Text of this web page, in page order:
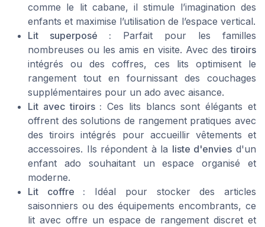
comme le lit cabane, il stimule l’imagination des
enfants et maximise l’utilisation de l’espace vertical.
Lit superposé : Parfait pour les familles
nombreuses ou les amis en visite. Avec destiroirs
intégrés ou des coffres, ces lits optimisent le
rangement tout en fournissant des couchages
supplémentaires pour un ado avec aisance.
Lit avec tiroirs : Ces lits blancs sont élégants et
offrent des solutions de rangement pratiques avec
des tiroirs intégrés pour accueillir vêtements et
accessoires. Ils répondent à la liste d'envies d'un
enfant ado souhaitant un espace organisé et
moderne.
Lit coffre : Idéal pour stocker des articles
saisonniers ou des équipements encombrants, ce
lit avec offre un espace de rangement discret et